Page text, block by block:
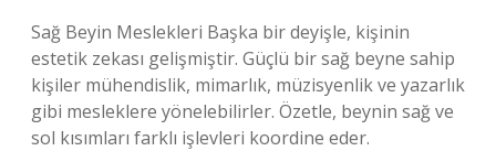
Sağ Beyin Meslekleri Başka bir deyişle, kişinin
estetik zekası gelişmiştir. Güçlü bir sağ beyne sahip
kişiler mühendislik, mimarlık, müzisyenlik ve yazarlık
gibi mesleklere yönelebilirler. Özetle, beynin sağ ve
sol kısımları farklı işlevleri koordine eder.